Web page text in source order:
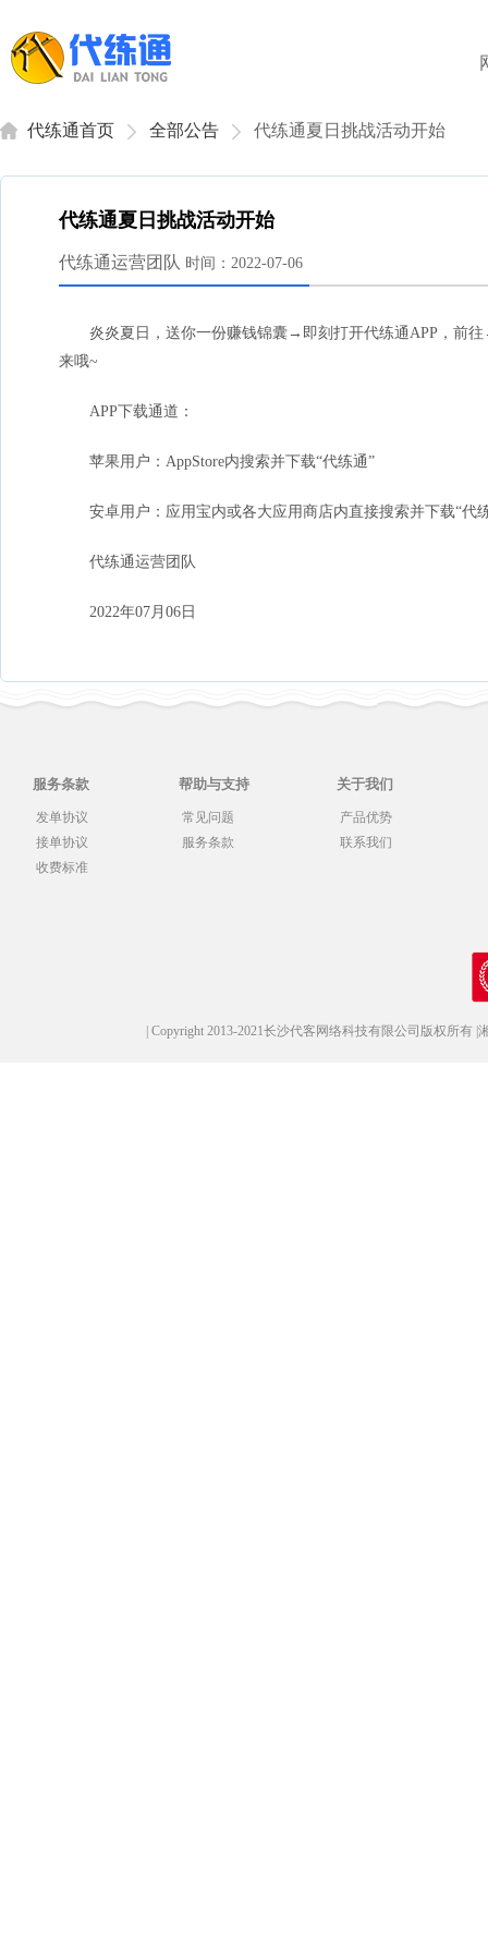
代练通首页 全部公告 代练通夏日挑战活动开始
代练通夏日挑战活动开始
代练通运营团队 时间：2022-07-06
炎炎夏日，送你一份赚钱锦囊→即刻打开代练通APP，前
来哦~
APP下载通道：
苹果用户：AppStore内搜索并下载“代练通”
安卓用户：应用宝内或各大应用商店内直接搜索并下载“代
代练通运营团队
2022年07月06日
服务条款
发单协议
接单协议
收费标准
帮助与支持
常见问题
服务条款
关于我们
产品优势
联系我们
Copyright 2013-2021长沙代客网络科技有限公司版权所有